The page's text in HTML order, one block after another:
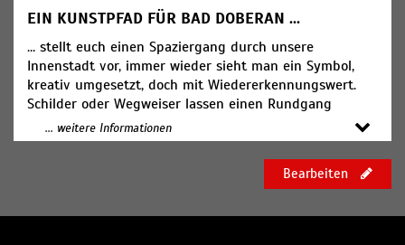
EIN KUNSTPFAD FÜR BAD DOBERAN ...
… stellt euch einen Spaziergang durch unsere
Innenstadt vor, immer wieder sieht man ein Symbol,
kreativ umgesetzt, doch mit Wiedererkennungswert.
Schilder oder Wegweiser lassen einen Rundgang
erkennen und es wird für jeden klar, hier ist Kunst und
Kunsthandwerk sichtbar, erlebbar, findet man einen
Hinweis, wer hier arbeitet und ausstellt. Ob Galerie,
Werkstatt, Kunstverein, Kunstgeschäft oder
ein besonderes Flair geben. Urlauber, Kurgäste und
... weitere Informationen
Bearbeiten